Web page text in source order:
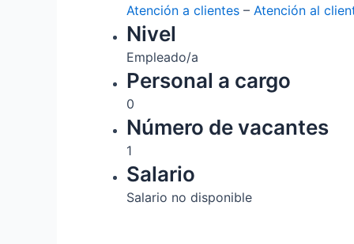
Atención a clientes – Atención al
Nivel
Empleado/a
Personal a cargo
0
Número de vacantes
1
Salario
Salario no disponible